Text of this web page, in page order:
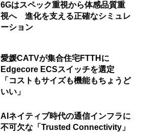
6Gはスペック重視から体感品質重
視へ 進化を支える正確なシミュレ
ーション
愛媛CATVが集合住宅FTTHに
Edgecore ECSスイッチを選定
「コストもサイズも機能もちょうど
いい」
AIネイティブ時代の通信インフラに
不可欠な「Trusted Connectivity」